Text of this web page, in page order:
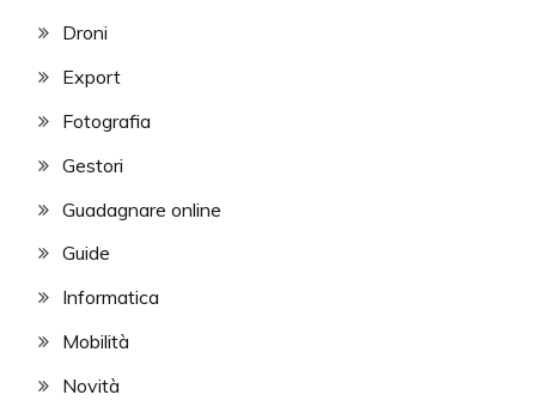
Droni
Export
Fotografia
Gestori
Guadagnare online
Guide
Informatica
Mobilità
Novità